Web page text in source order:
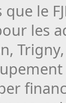
le
les